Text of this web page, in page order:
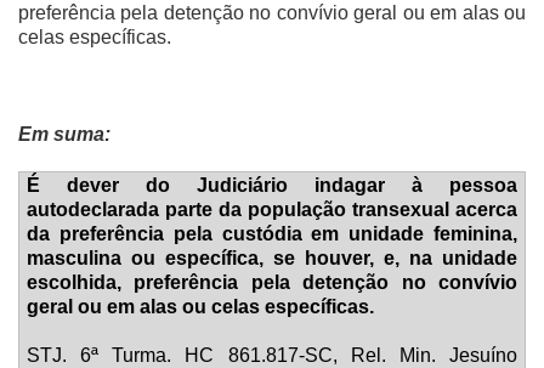
preferência pela detenção no convívio geral ou em alas ou
celas específicas.
Em suma:
É dever do Judiciário indagar à pessoa
autodeclarada parte da população transexual acerca
da preferência pela custódia em unidade feminina,
masculina ou específica, se houver, e, na unidade
escolhida, preferência pela detenção no convívio
geral ou em alas ou celas específicas.
STJ. 6ª Turma. HC 861.817-SC, Rel.
Min. Jesuíno